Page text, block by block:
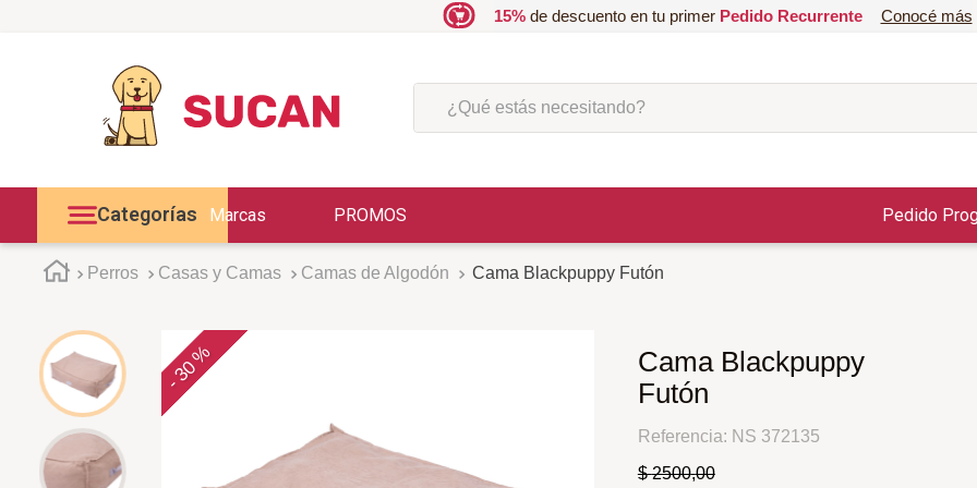
15%de descuento en tu primer Pedido Recurrente Conocé más
¿Qué estás necesitando?
Categorías Marcas PROMOS Pedido
Perros Casas y Camas Camas de Algodón Cama Blackpuppy Futón
-
30 %
Cama Blackpuppy
Futón
Referencia: NS 372135
$ 2500,00